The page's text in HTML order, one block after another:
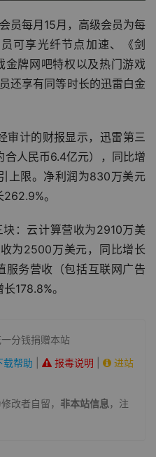
员每月15月，高级会员为每
可享光纤节点加速、《剑
金牌网吧特权以及热门游戏
还享有同等时长的迅雷白金
审计的财报显示，迅雷第三
人民币6.4亿元），同比增
上限。净利润为830万美元
。
：云计算营收为2910万美
为2500万美元，同比增长
服务营收（包括互联网广告
178.8%。
分钱捐赠本站
载帮助 报毒说明
进站
改者自留， 非本站信息，注